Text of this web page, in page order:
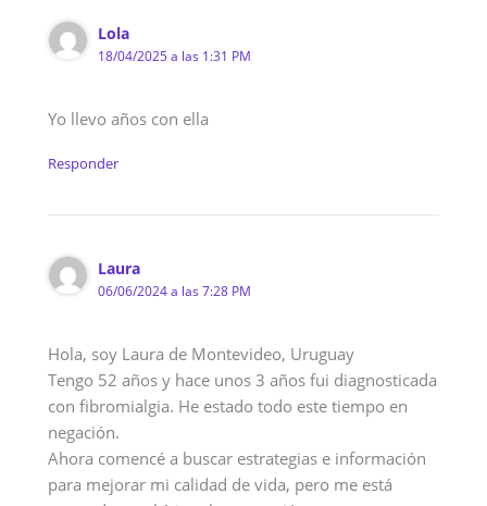
Lola
18/04/2025 a las 1:31 PM
Yo llevo años con ella
Responder
Laura
06/06/2024 a las 7:28 PM
Hola, soy Laura de Montevideo, Uruguay
Tengo 52 años y hace unos 3 años fui diagnosticada
con fibromialgia. He estado todo este tiempo en
negación.
Ahora comencé a buscar estrategias e información
para mejorar mi calidad de vida, pero me está